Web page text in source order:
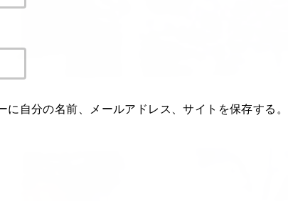
自分の名前、メールアドレス、サイトを保存する。